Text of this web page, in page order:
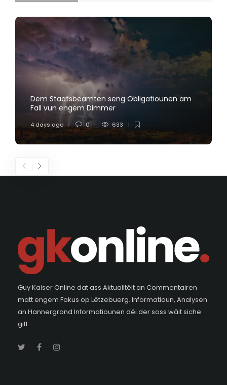
Dem Staatsbeamten seng Obligatiounen am
Fall vun engem Dimmer
4 days ago 0 633
Guy Kaiser Online dat ass Aktualitéit an Commentairen
matt engem Fokus op Lëtzebuerg. Informatioun, Analysen
an Hannergrond Informatiounen déi der soss wäit siche
gitt.